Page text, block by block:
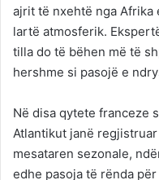
ajrit të nxehtë nga Afrika
lartë atmosferik.
tilla do të bëhen më të
hershme si pasojë e
Në disa qytete franceze
Atlantikut janë
mesataren sezonale,
edhe pasoja të rënda